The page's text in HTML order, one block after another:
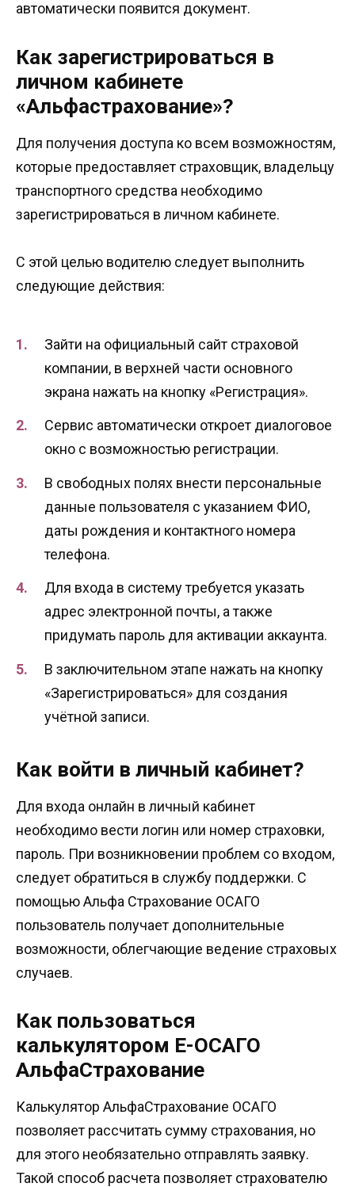
автоматически появится документ.
Как зарегистрироваться в
личном кабинете
«Альфастрахование»?
Для получения доступа ко всем возможностям,
которые предоставляет страховщик, владельцу
транспортного средства необходимо
зарегистрироваться в личном кабинете.
С этой целью водителю следует выполнить
следующие действия:
Зайти на официальный сайт страховой
компании, в верхней части основного
экрана нажать на кнопку «Регистрация».
Сервис автоматически откроет диалоговое
окно с возможностью регистрации.
В свободных полях внести персональные
данные пользователя с указанием ФИО,
даты рождения и контактного номера
телефона.
Для входа в систему требуется указать
адрес электронной почты, а также
придумать пароль для активации аккаунта.
В заключительном этапе нажать на кнопку
«Зарегистрироваться» для создания
учётной записи.
Как войти в личный кабинет?
Для входа онлайн в личный кабинет
необходимо вести логин или номер страховки,
пароль. При возникновении проблем со входом,
следует обратиться в службу поддержки. С
помощью Альфа Страхование ОСАГО
пользователь получает дополнительные
возможности, облегчающие ведение страховых
случаев.
Как пользоваться
калькулятором Е-ОСАГО
АльфаСтрахование
Калькулятор АльфаСтрахование ОСАГО
позволяет рассчитать сумму страхования, но
для этого необязательно отправлять заявку.
Такой способ расчета позволяет страхователю